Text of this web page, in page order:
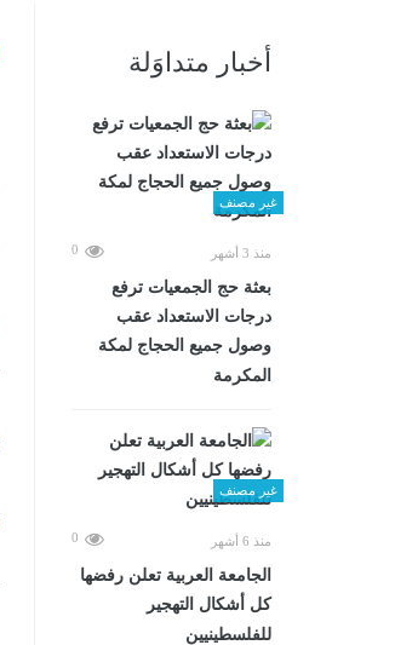
أخبار متداوَلة
غير مصنف
منذ 3 أشهر 0
بعثة حج الجمعيات ترفع
درجات الاستعداد عقب
وصول جميع الحجاج لمكة
المكرمة
غير مصنف
منذ 6 أشهر 0
الجامعة العربية تعلن رفضها
كل أشكال التهجير
للفلسطينيين